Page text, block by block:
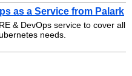
as a Service from Palark
& DevOps service to cover all
needs.